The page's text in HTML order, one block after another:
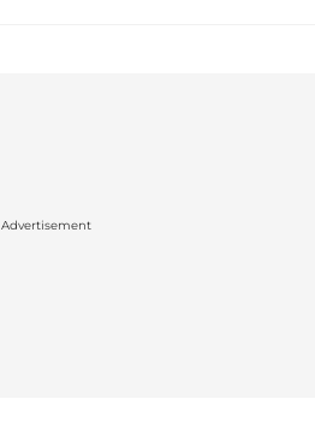
Advertisement